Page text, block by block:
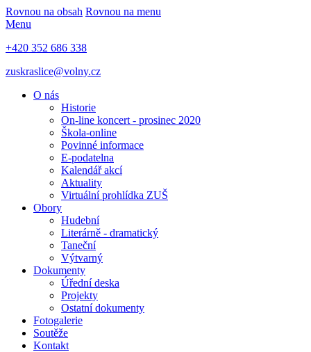
Rovnou na obsah Rovnou na menu
Menu
+420 352 686 338
zuskraslice@volny.cz
O nás
Historie
On-line koncert - prosinec 2020
Škola-online
Povinné informace
E-podatelna
Kalendář akcí
Aktuality
Virtuální prohlídka ZUŠ
Obory
Hudební
Literárně - dramatický
Taneční
Výtvarný
Dokumenty
Úřední deska
Projekty
Ostatní dokumenty
Fotogalerie
Soutěže
Kontakt